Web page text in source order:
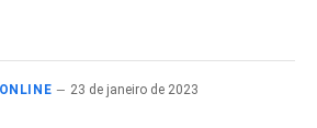
23 de janeiro de 2023